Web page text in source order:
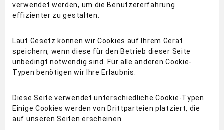
verwendet werden, um die Benutzererfahrung
effizienter zu gestalten.
Laut Gesetz können wir Cookies auf Ihrem Gerät
speichern, wenn diese für den Betrieb dieser Seite
unbedingt notwendig sind. Für alle anderen Cookie-
Typen benötigen wir Ihre Erlaubnis.
Diese Seite verwendet unterschiedliche Cookie-Typen.
Einige Cookies werden von Drittparteien platziert, die
auf unseren Seiten erscheinen.